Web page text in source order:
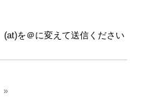
を＠に変えて送信ください
»